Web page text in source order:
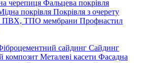
черепиця Фальцева покрівля
покрівля Покрівля з очерету
ПВХ, ТПО мембрани Профнастил
сайдинг Сайдинг
композит Металеві касети Фасадна